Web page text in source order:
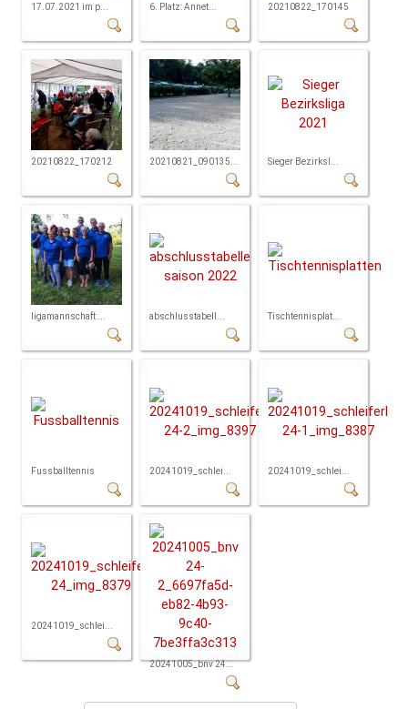
17.07.2021 im p... 6. Platz: Annet... 20210822_170145
20210822_170212 20210821_090135... Sieger Bezirksl...
ligamannschaft ... abschlusstabell... Tischtennisplat...
Fussballtennis 20241019_schlei... 20241019_schlei...
20241019_schlei...
20241005_bnv 24...